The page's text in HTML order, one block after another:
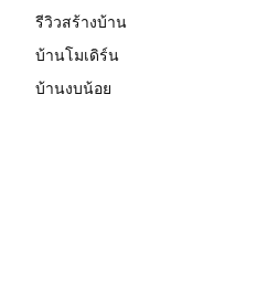
รีวิวสร้างบ้าน
บ้านโมเดิร์น
บ้านงบน้อย